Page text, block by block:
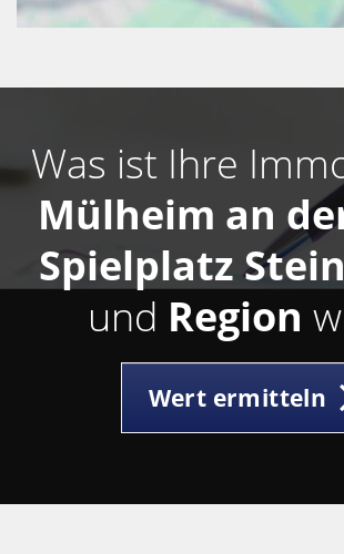
Was ist Ihre
Mülheim an
Spielplatz
und Region
Wert ermitteln